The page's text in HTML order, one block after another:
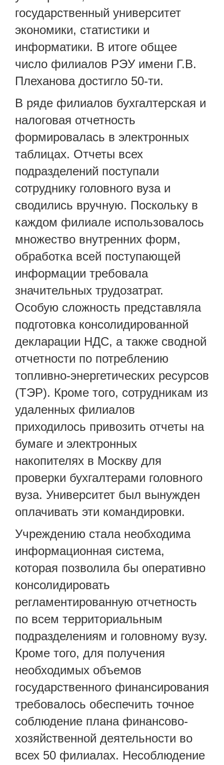
государственный университет
экономики, статистики и
информатики. В итоге общее
число филиалов РЭУ имени Г.В.
Плеханова достигло 50-ти.
В ряде филиалов бухгалтерская и
налоговая отчетность
формировалась в электронных
таблицах. Отчеты всех
подразделений поступали
сотруднику головного вуза и
сводились вручную. Поскольку в
каждом филиале использовалось
множество внутренних форм,
обработка всей поступающей
информации требовала
значительных трудозатрат.
Особую сложность представляла
подготовка консолидированной
декларации НДС, а также сводной
отчетности по потреблению
топливно-энергетических ресурсов
(ТЭР). Кроме того, сотрудникам из
удаленных филиалов
приходилось привозить отчеты на
бумаге и электронных
накопителях в Москву для
проверки бухгалтерами головного
вуза. Университет был вынужден
оплачивать эти командировки.
Учреждению стала необходима
информационная система,
которая позволила бы оперативно
консолидировать
регламентированную отчетность
по всем территориальным
подразделениям и головному вузу.
Кроме того, для получения
необходимых объемов
государственного финансирования
требовалось обеспечить точное
соблюдение плана финансово-
хозяйственной деятельности во
всех 50 филиалах. Несоблюдение